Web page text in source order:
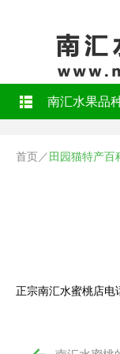
南汇水果品
首页 ／ 田园猫特产百
正宗南汇水蜜桃店电